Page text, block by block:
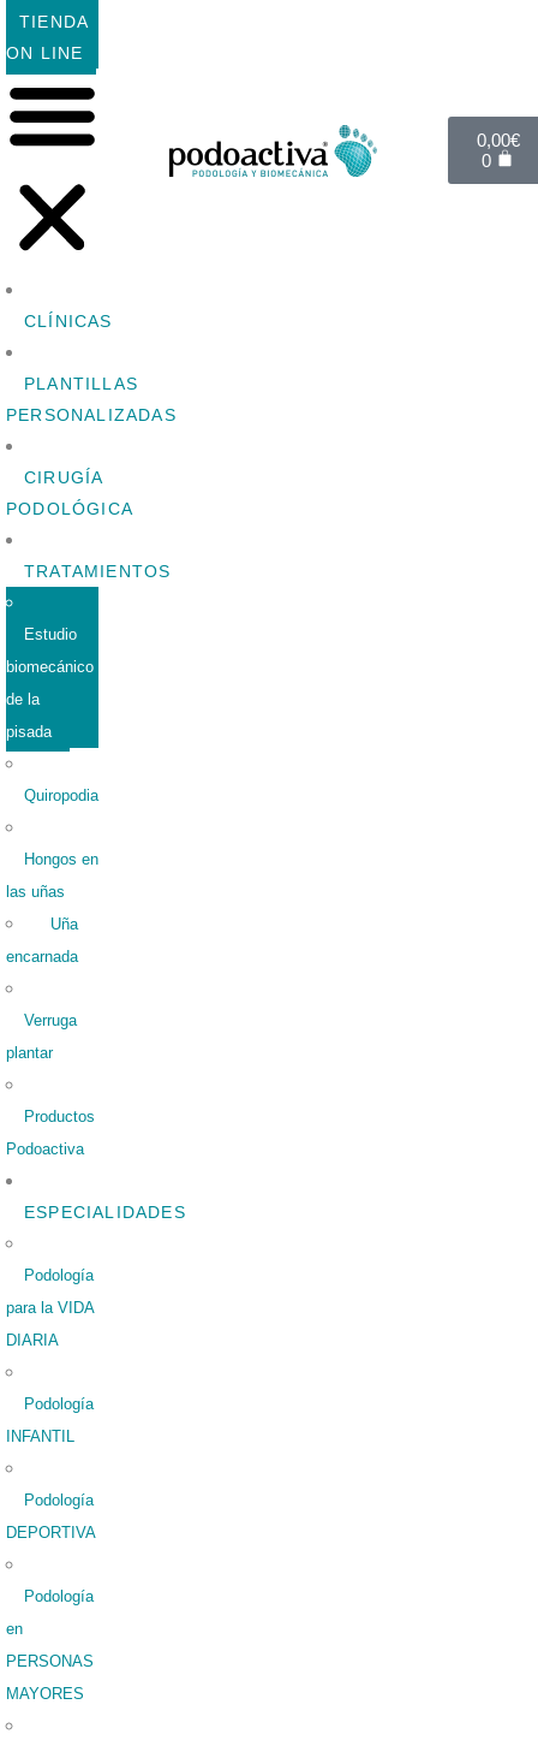
TIENDA
ON LINE
CLÍNICAS
PLANTILLAS
PERSONALIZADAS
CIRUGÍA
PODOLÓGICA
TRATAMIENTOS
Estudio
biomecánico
de la
pisada
Quiropodia
Hongos en
las uñas
Uña
encarnada
Verruga
plantar
Productos
Podoactiva
ESPECIALIDADES
Podología
para la VIDA
DIARIA
Podología
INFANTIL
Podología
DEPORTIVA
Podología
en
PERSONAS
MAYORES
0,00€
0